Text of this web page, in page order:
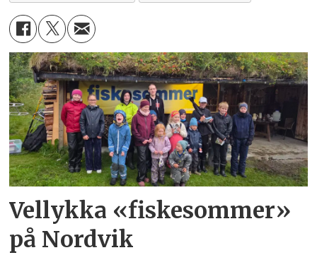
Vellykka «fiskesommer»
på Nordvik